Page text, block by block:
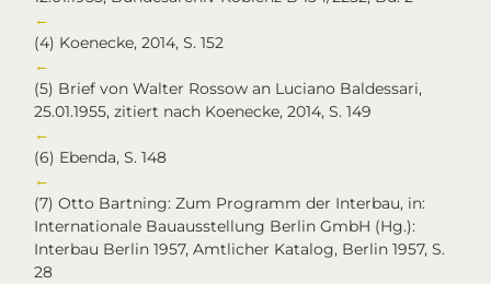
←
(4) Koenecke, 2014, S. 152
←
(5) Brief von Walter Rossow an Luciano Baldessari,
25.01.1955, zitiert nach Koenecke, 2014, S. 149
←
(6) Ebenda, S. 148
←
(7)Otto Bartning: Zum Programm der Interbau, in:
Internationale Bauausstellung Berlin GmbH (Hg.):
Interbau Berlin 1957, Amtlicher Katalog, Berlin 1957, S.
28